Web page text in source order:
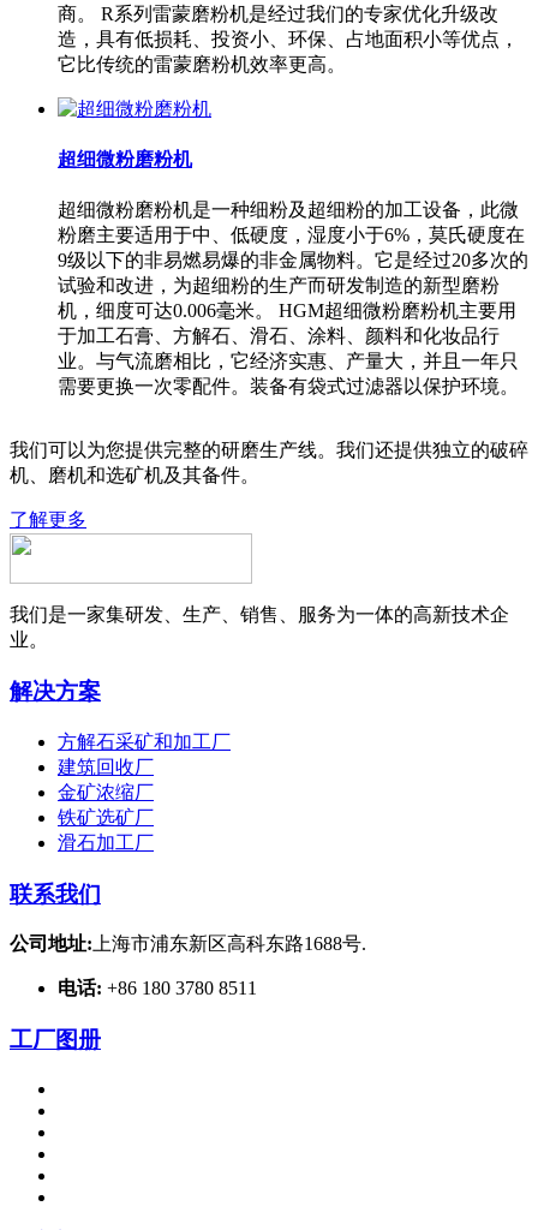
商。 R系列雷蒙磨粉机是经过我们的专家优化升级改
造，具有低损耗、投资小、环保、占地面积小等优点，
它比传统的雷蒙磨粉机效率更高。
超细微粉磨粉机
超细微粉磨粉机是一种细粉及超细粉的加工设备，此微
粉磨主要适用于中、低硬度，湿度小于6%，莫氏硬度在
9级以下的非易燃易爆的非金属物料。它是经过20多次的
试验和改进，为超细粉的生产而研发制造的新型磨粉
机，细度可达0.006毫米。 HGM超细微粉磨粉机主要用
于加工石膏、方解石、滑石、涂料、颜料和化妆品行
业。与气流磨相比，它经济实惠、产量大，并且一年只
需要更换一次零配件。装备有袋式过滤器以保护环境。
我们可以为您提供完整的研磨生产线。我们还提供独立的破碎
机、磨机和选矿机及其备件。
了解更多
我们是一家集研发、生产、销售、服务为一体的高新技术企
业。
解决方案
方解石采矿和加工厂
建筑回收厂
金矿浓缩厂
铁矿选矿厂
滑石加工厂
联系我们
公司地址: 上海市浦东新区高科东路1688号.
电话: +86 180 3780 8511
工厂图册